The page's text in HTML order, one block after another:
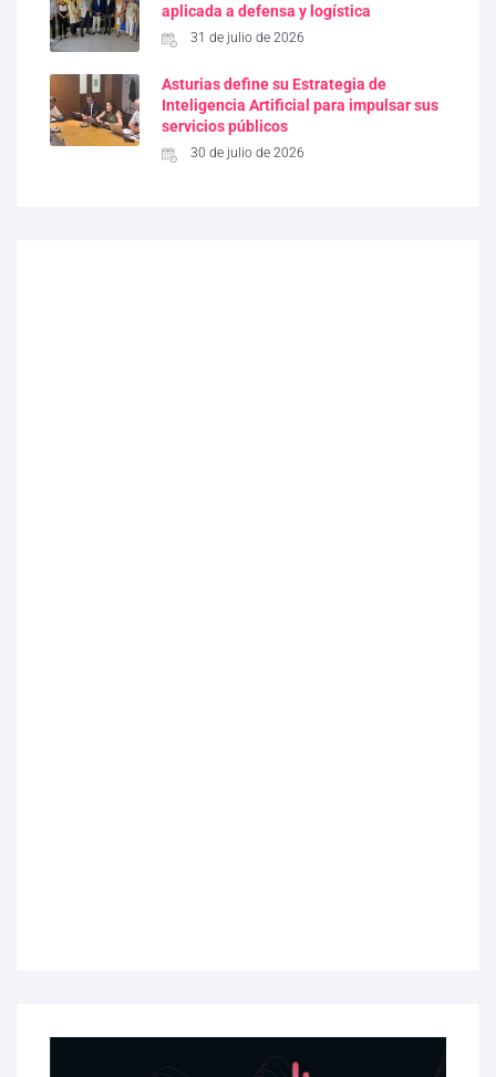
aplicada a defensa y logística
31 de julio de 2026
Asturias define su Estrategia de
Inteligencia Artificial para impulsar sus
servicios públicos
30 de julio de 2026